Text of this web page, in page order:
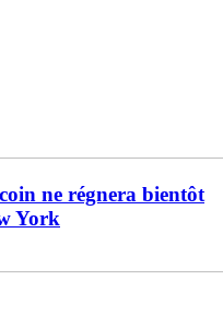
ne régnera bientôt
York